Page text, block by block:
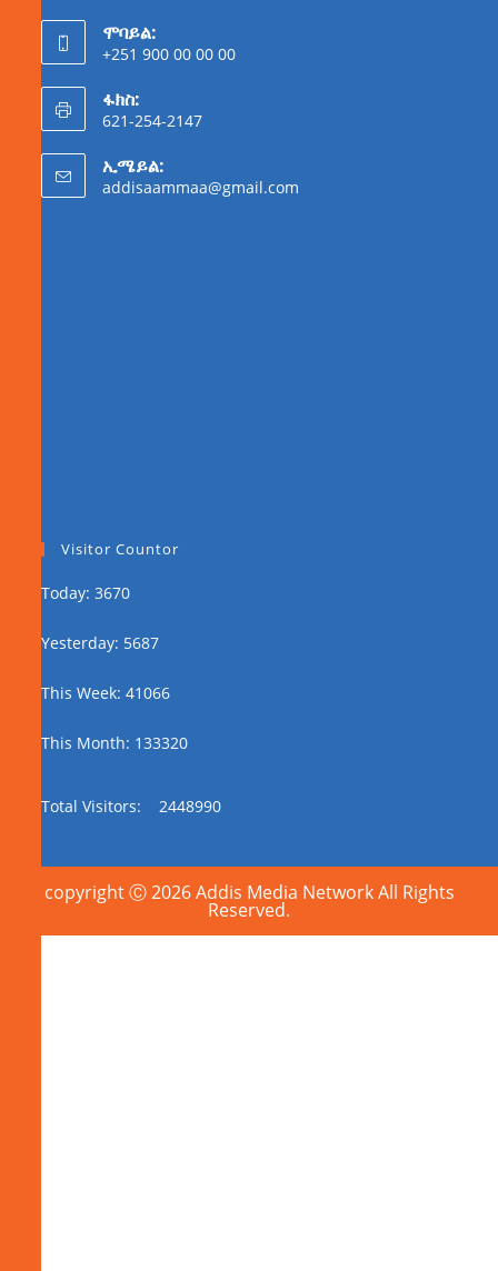
ሞባይል:
+251 900 00 00 00
ፋክስ:
621-254-2147
ኢሜይል:
addisaammaa@gmail.com
Visitor Countor
Today: 3670
Yesterday: 5687
This Week: 41066
This Month: 133320
Total Visitors: 2448990
copyright Ⓒ 2026 Addis Media Network All Rights
Reserved.